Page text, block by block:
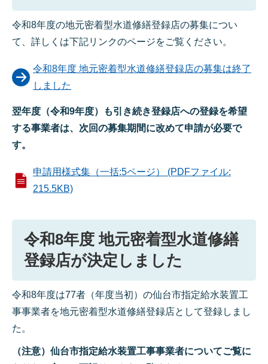
令和8年度の地元密着型水道修繕登録店の募集につい
て、詳しくは下記リンクのページをご覧ください。
令和8年度 地元密着型水道修繕登録店の募集は終了
しました
翌年度（令和9年度）も引き続き登録店への登録を希望
する事業者は、次回の募集期間に改めて申請が必要で
す。
申請用様式集（一括:5ページ） (PDFファイル:
215.5KB)
令和8年度 地元密着型水道修繕
登録店が決定しました
令和8年度は77者（年度当初）の仙台市指定給水装置工
事事業者を地元密着型水道修繕登録店として登録しまし
た。
（注意）仙台市指定給水装置工事事業者についてご覧に